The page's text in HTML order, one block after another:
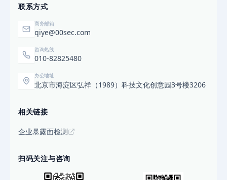
联系方式
商务邮箱
qiye@00sec.com
咨询热线
010-82825480
办公地址
北京市海淀区弘祥（1989）科技文化创意园3号楼3206
相关链接
企业暴露面检测
扫码关注与咨询